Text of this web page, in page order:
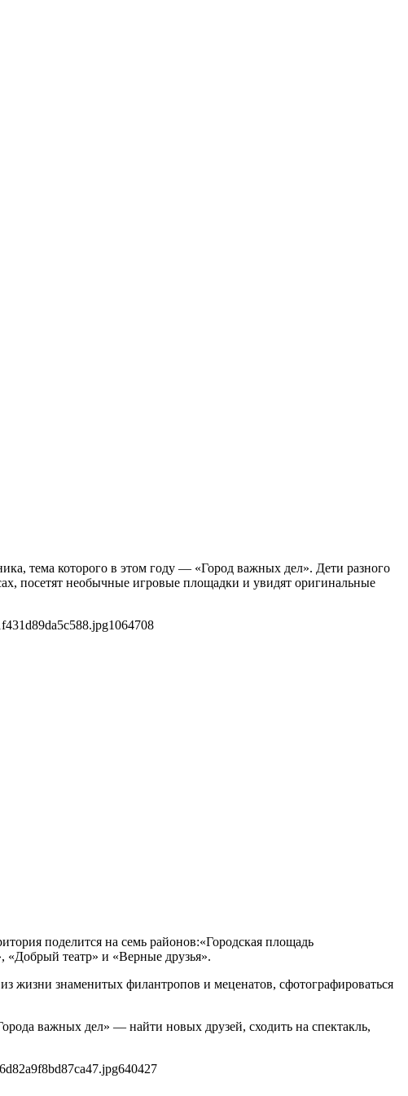
тема которого в этом году — «Город важных дел». Дети разного
посетят необычные игровые площадки и увидят оригинальные
1064708
поделится на семь районов:«Городская площадь
театр» и «Верные друзья».
жизни знаменитых филантропов и меценатов, сфотографироваться
важных дел» — найти новых друзей, сходить на спектакль,
640427